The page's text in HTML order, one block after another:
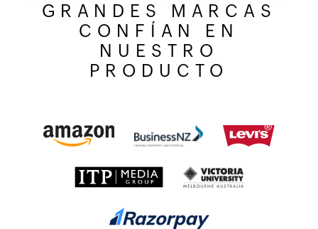
GRANDES MARCAS
CONFÍAN EN
NUESTRO
PRODUCTO